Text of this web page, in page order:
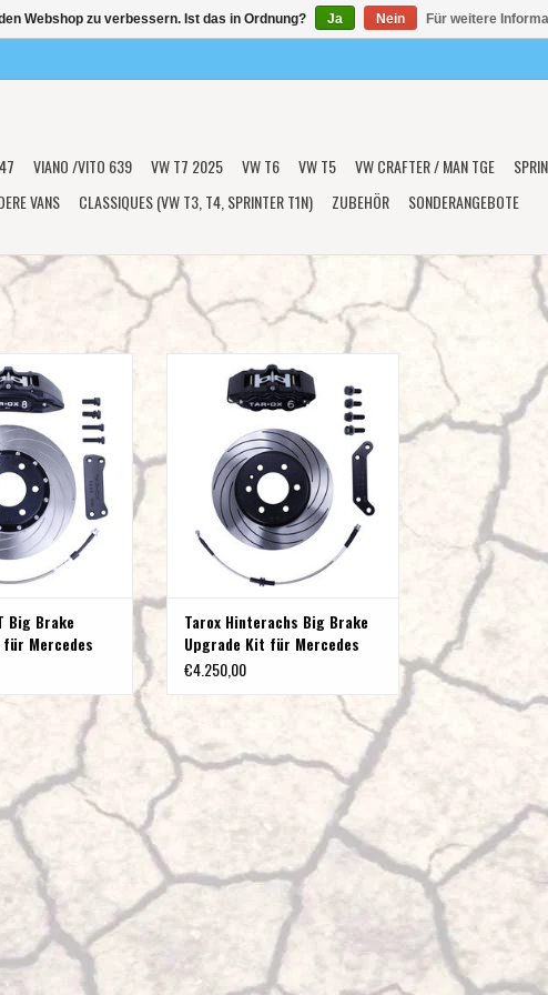
VIANO /VITO 639 VW T7 2025 VW T6 VW T5 VW CRAFTER / MAN TGE
VANS CLASSIQUES (VW T3, T4, SPRINTER T1N) ZUBEHÖR SONDERANGEBOTE
Brake Upgrade Kit für
906 + 907 RWD und
4x4
HINZUFÜGEN
Big Brake
Mercedes
907 RWD und
Tarox Hinterachs Big Brake Upgrade
Kit für Mercedes Sprinter 906 + 907
RWD und 4x4
ZUM WARENKORB HINZUFÜGEN
Tarox Hinterachs Big Brake
Upgrade Kit für Mercedes
Sprinter 906 + 907 RWD und
€4.250,00
Webshop zu verbessern. Ist das in Ordnung? Ja Nein Für weitere